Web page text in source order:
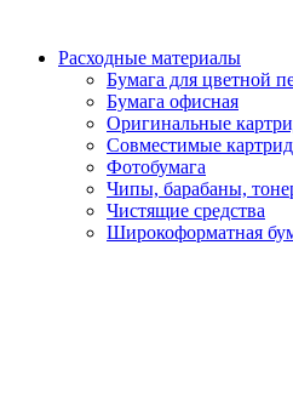
Расходные материалы
Бумага для цветной
Бумага офисная
Оригинальные
Совместимые
Фотобумага
Чипы, барабаны,
Чистящие средства
Широкоформатная